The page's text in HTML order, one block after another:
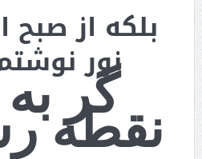
بلکه از صبح
نور
گر
نقطه